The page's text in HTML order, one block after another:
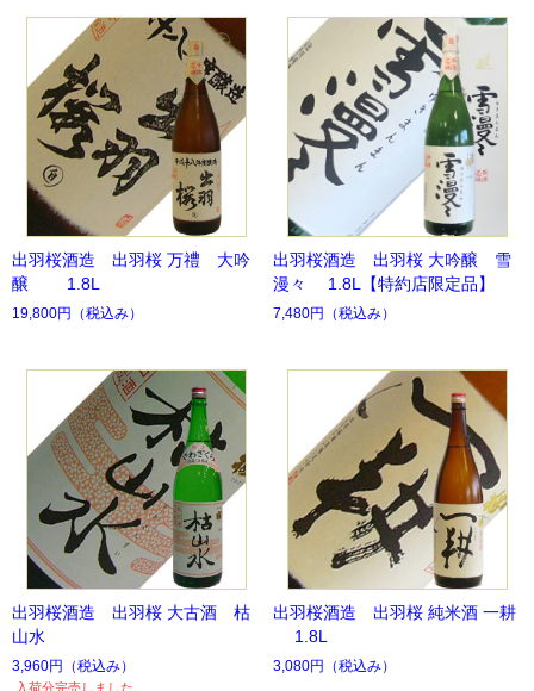
出羽桜酒造 出羽桜 万禮 大吟
醸 1.8L
19,800円 （税込み）
出羽桜酒造 出羽桜 大吟醸 雪
漫々 1.8L【特約店限定品】
7,480円 （税込み）
出羽桜酒造 出羽桜 大古酒 枯
山水
3,960円 （税込み）
入荷分完売しました。
出羽桜酒造 出羽桜 純米酒 一耕
1.8L
3,080円 （税込み）